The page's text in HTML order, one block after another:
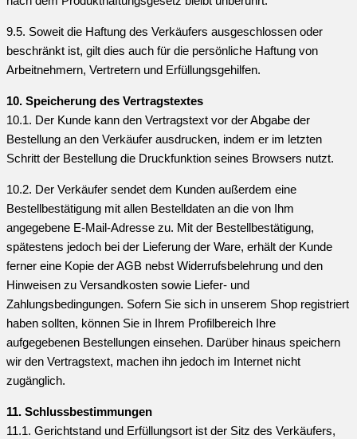
9.5. Soweit die Haftung des Verkäufers ausgeschlossen oder
beschränkt ist, gilt dies auch für die persönliche Haftung von
Arbeitnehmern, Vertretern und Erfüllungsgehilfen.
10. Speicherung des Vertragstextes
10.1. Der Kunde kann den Vertragstext vor der Abgabe der
Bestellung an den Verkäufer ausdrucken, indem er im letzten
Schritt der Bestellung die Druckfunktion seines Browsers nutzt.
10.2. Der Verkäufer sendet dem Kunden außerdem eine
Bestellbestätigung mit allen Bestelldaten an die von Ihm
angegebene E-Mail-Adresse zu. Mit der Bestellbestätigung,
spätestens jedoch bei der Lieferung der Ware, erhält der Kunde
ferner eine Kopie der AGB nebst Widerrufsbelehrung und den
Hinweisen zu Versandkosten sowie Liefer- und
Zahlungsbedingungen. Sofern Sie sich in unserem Shop registriert
haben sollten, können Sie in Ihrem Profilbereich Ihre
aufgegebenen Bestellungen einsehen. Darüber hinaus speichern
wir den Vertragstext, machen ihn jedoch im Internet nicht
zugänglich.
11. Schlussbestimmungen
11.1. Gerichtstand und Erfüllungsort ist der Sitz des Verkäufers,